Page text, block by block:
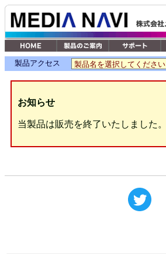
製品アクセス
お知らせ
当製品は販売を終了いたしました。